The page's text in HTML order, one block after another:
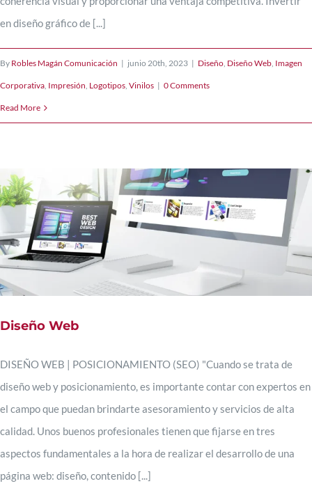
en diseño gráfico de [...]
By Robles Magán Comunicación | junio 20th, 2023 | Diseño, Diseño Web, Imagen
Corporativa, Impresión, Logotipos, Vinilos | 0 Comments
Read More
Diseño Web
DISEÑO WEB | POSICIONAMIENTO (SEO) "Cuando se trata de
diseño web y posicionamiento, es importante contar con expertos en
el campo que puedan brindarte asesoramiento y servicios de alta
calidad. Unos buenos profesionales tienen que fijarse en tres
aspectos fundamentales a la hora de realizar el desarrollo de una
página web: diseño, contenido [...]